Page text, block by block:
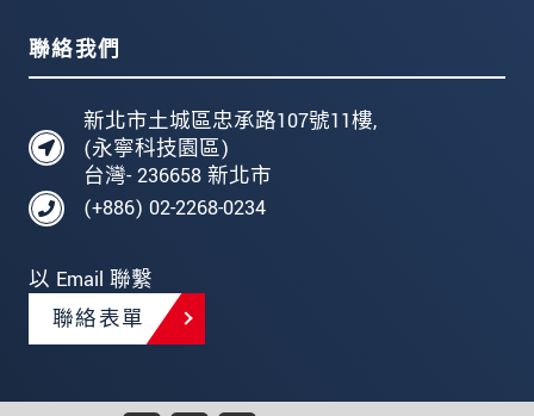
聯絡我們
新北市土城區忠承路107號11樓,
(永寧科技園區)
台灣- 236658 新北市
(+886) 02-2268-0234
以 Email 聯繫
聯絡表單